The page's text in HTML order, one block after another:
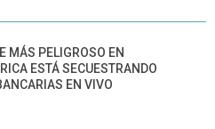
MÁS PELIGROSO EN
ESTÁ SECUESTRANDO
EN VIVO